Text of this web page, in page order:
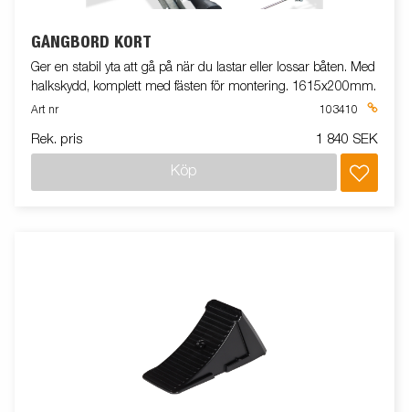
GÅNGBORD KORT
Ger en stabil yta att gå på när du lastar eller lossar båten. Med
halkskydd, komplett med fästen för montering. 1615x200mm.
Art nr 103410
Rek. pris 1 840 SEK
Köp